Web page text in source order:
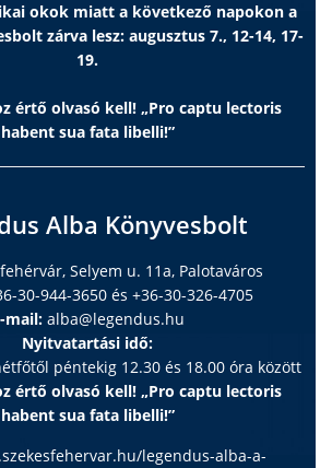
okok miatt a következő napokon a
zárva lesz: augusztus 7., 12-14, 17-
19.
értő olvasó kell! „Pro captu lectoris
habent sua fata libelli!”
Alba Könyvesbolt
Selyem u. 11a, Palotaváros
30-944-3650 és +36-30-326-4705
mail: alba@legendus.hu
Nyitvatartási idő:
péntekig 12.30 és 18.00 óra között
értő olvasó kell! „Pro captu lectoris
habent sua fata libelli!”
legendus-alba-a-